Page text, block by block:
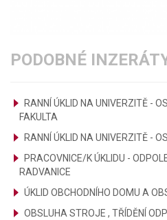
PODOBNÉ
RANNÍ ÚKLID NA UNIVERZITĚ -
FAKULTA
RANNÍ ÚKLID NA UNIVERZITĚ -
PRACOVNICE/K ÚKLIDU -
RADVANICE
ÚKLID OBCHODNÍHO DOMU A
OBSLUHA STROJE , TŘÍDĚNÍ